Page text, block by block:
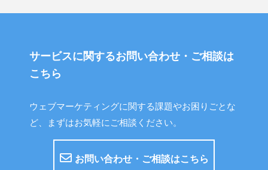
サービスに関するお問い合わせ・ご相談は
こちら
ウェブマーケティングに関する課題やお困りごとな
ど、まずはお気軽にご相談ください。
お問い合わせ・ご相談はこちら